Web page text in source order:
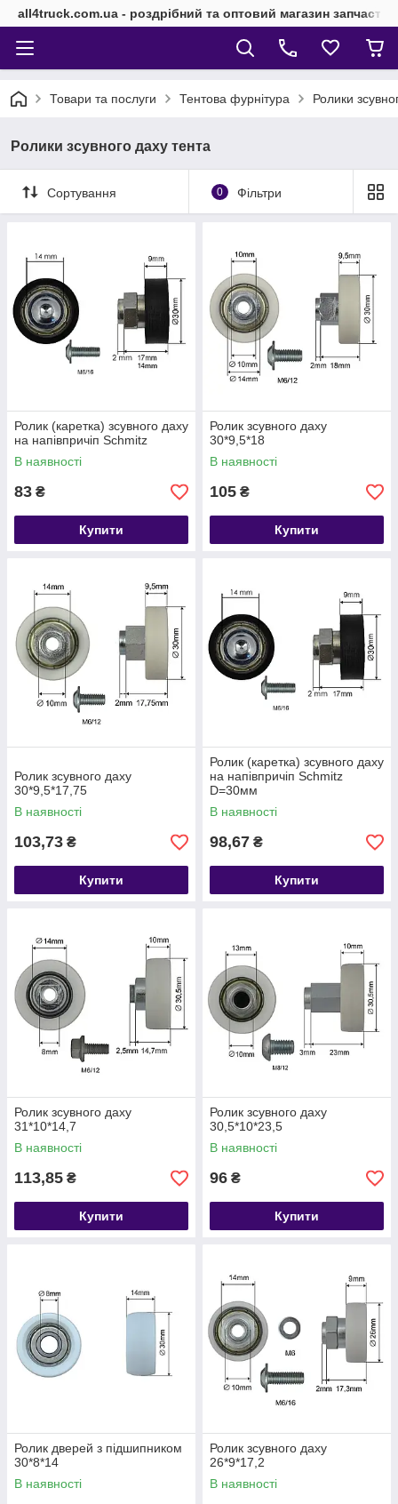
all4truck.com.ua - роздрібний та оптовий магазин
Товари та послуги Тентова фурнітура Ролики
Ролики зсувного даху тента
Сортування 0 Фільтри
Ролик (каретка) зсувного даху
на напівпричіп Schmitz
В наявності
83 ₴
Купити
Ролик зсувного даху
30*9,5*18
В наявності
105 ₴
Купити
Ролик зсувного даху
30*9,5*17,75
В наявності
103,73 ₴
Купити
Ролик (каретка) зсувного даху
на напівпричіп Schmitz
D=30мм
В наявності
98,67 ₴
Купити
Ролик зсувного даху
31*10*14,7
В наявності
113,85 ₴
Купити
Ролик зсувного даху
30,5*10*23,5
В наявності
96 ₴
Купити
Ролик дверей з підшипником
30*8*14
В наявності
Ролик зсувного даху
26*9*17,2
В наявності